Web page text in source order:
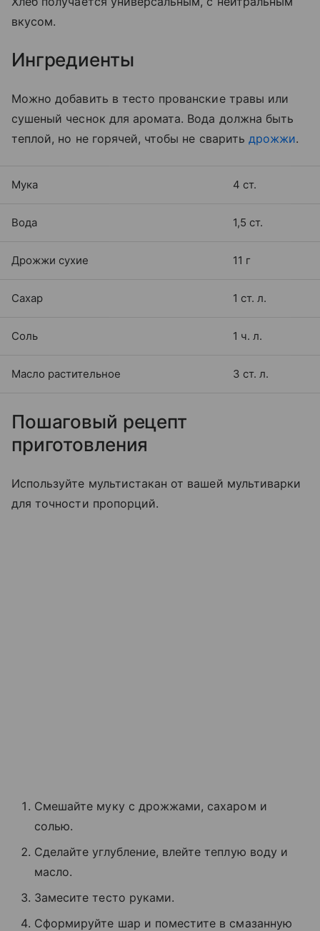
вкусом.
Ингредиенты
Можно добавить в тесто прованские травы или
сушеный чеснок для аромата. Вода должна быть
теплой, но не горячей, чтобы не сварить дрожжи.
Мука 4 ст.
Вода 1,5 ст.
Дрожжи сухие 11 г
Сахар 1 ст. л.
Соль 1 ч. л.
Масло растительное 3 ст. л.
Пошаговый рецепт
приготовления
Используйте мультистакан от вашей мультиварки
для точности пропорций.
Смешайте муку с дрожжами, сахаром и
солью.
Сделайте углубление, влейте теплую воду и
масло.
Замесите тесто руками.
Сформируйте шар и поместите в смазанную